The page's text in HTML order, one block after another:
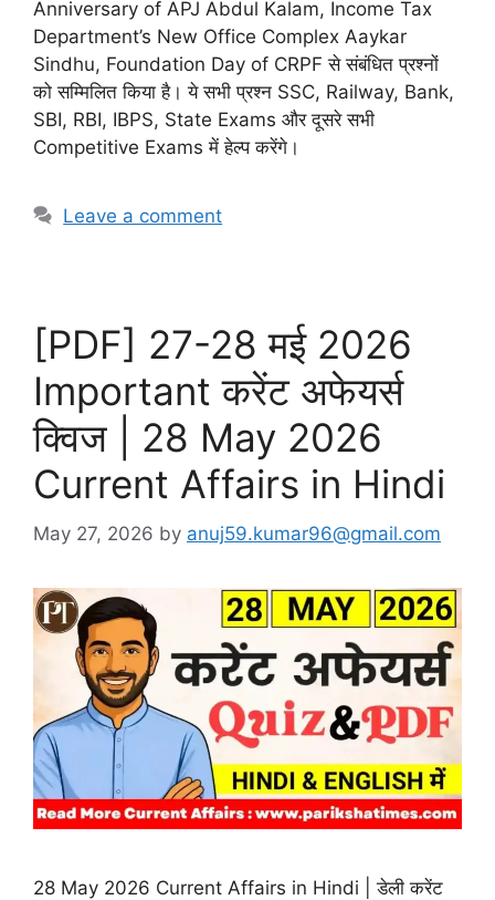
Anniversary of APJ Abdul Kalam, Income Tax
Department’s New Office Complex Aaykar
Sindhu, Foundation Day of CRPF से संबंधित प्रश्नों
को सम्मिलित किया है। ये सभी प्रश्न SSC, Railway, Bank,
SBI, RBI, IBPS, State Exams और दूसरे सभी
Competitive Exams में हेल्प करेंगे।
Leave a comment
[PDF] 27-28 मई 2026
Important करेंट अफेयर्स
क्विज | 28 May 2026
Current Affairs in Hindi
May 27, 2026 by anuj59.kumar96@gmail.com
28 May 2026 Current Affairs in Hindi | डेली करेंट